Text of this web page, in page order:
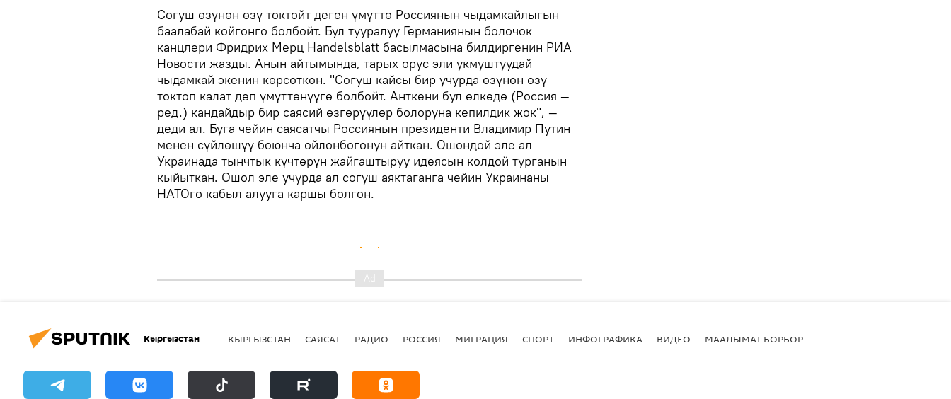
Согуш өзүнөн өзү токтойт деген үмүттө Россиянын чыдамкайлыгын
баалабай койгонго болбойт. Бул тууралуу Германиянын болочок
канцлери Фридрих Мерц Handelsblatt басылмасына билдиргенин РИА
Новости жазды. Анын айтымында, тарых орус эли укмуштуудай
чыдамкай экенин көрсөткөн. "Согуш кайсы бир учурда өзүнөн өзү
токтоп калат деп үмүттөнүүгө болбойт. Анткени бул өлкөдө (Россия —
ред.) кандайдыр бир саясий өзгөрүүлөр болоруна кепилдик жок", —
деди ал. Буга чейин саясатчы Россиянын президенти Владимир Путин
менен сүйлөшүү боюнча ойлонбогонун айткан. Ошондой эле ал
Украинада тынчтык күчтөрүн жайгаштыруу идеясын колдой турганын
кыйыткан. Ошол эле учурда ал согуш аяктаганга чейин Украинаны
НАТОго кабыл алууга каршы болгон.
Кыргызстан КЫРГЫЗСТАН САЯСАТ РАДИО РОССИЯ МИГРАЦИЯ СПОРТ ИНФОГРАФИКА ВИДЕО МААЛЫМАТ БОРБОР